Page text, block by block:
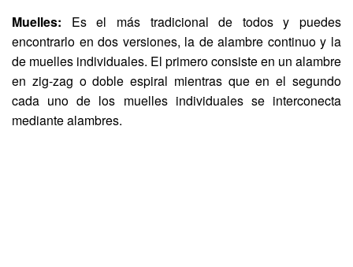
Muelles: Es el más tradicional de todos y puedes
encontrarlo en dos versiones, la de alambre continuo y la
de muelles individuales. El primero consiste en un alambre
en zig-zag o doble espiral mientras que en el segundo
cada uno de los muelles individuales se interconecta
mediante alambres.